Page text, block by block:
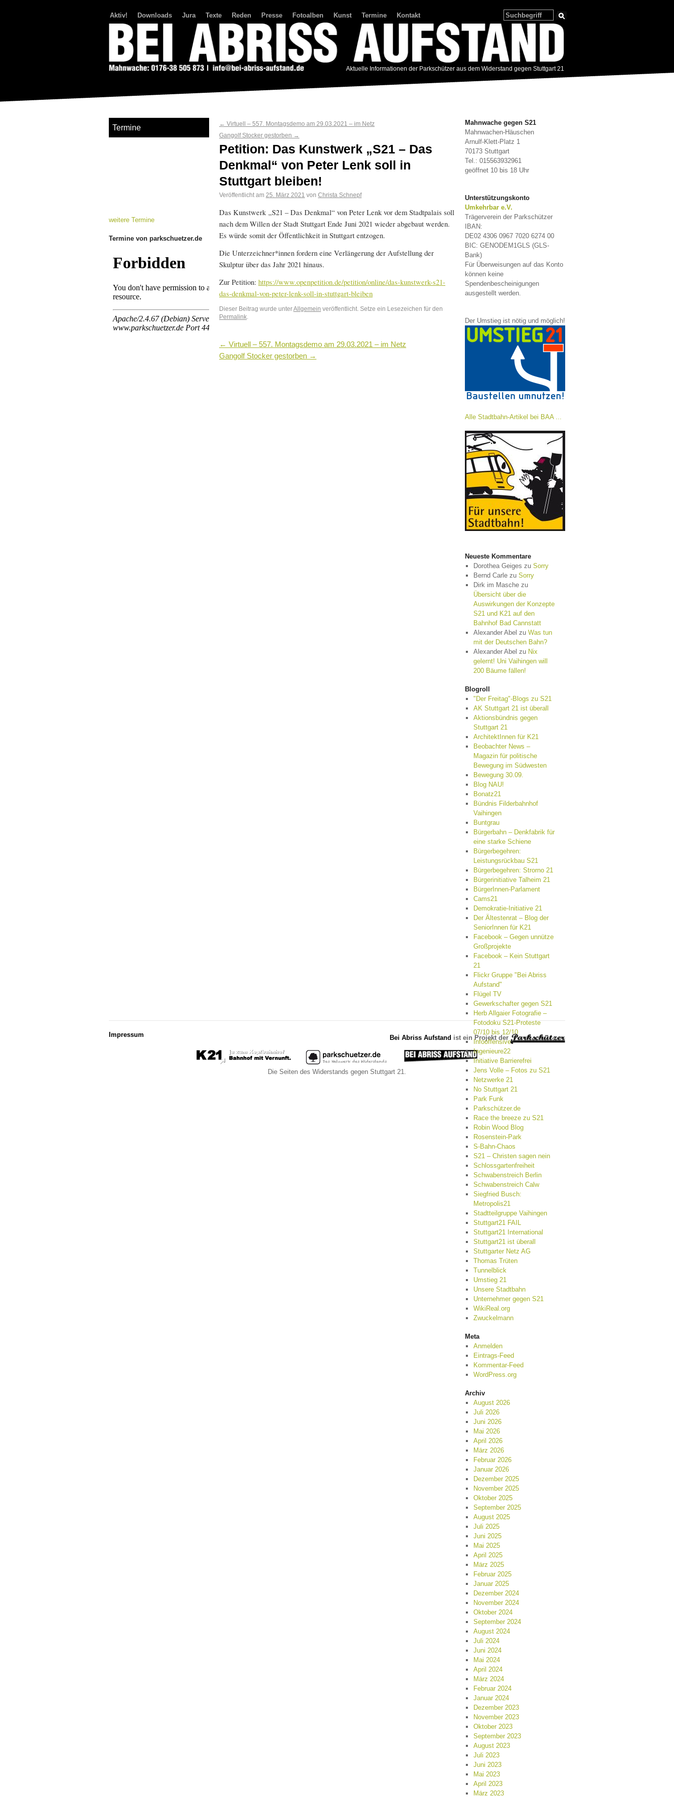
Aktiv! Downloads Jura Texte Reden Presse Fotoalben Kunst Termine Kontakt
Aktuelle Informationen der Parkschützer aus dem Widerstand gegen Stuttgart 21
← Virtuell – 557. Montagsdemo am 29.03.2021 – im Netz
Gangolf Stocker gestorben →
Petition: Das Kunstwerk „S21 – Das
Denkmal“ von Peter Lenk soll in
Stuttgart bleiben!
Veröffentlicht am 25. März 2021 von Christa Schnepf
Das Kunstwerk „S21 – Das Denkmal“ von Peter Lenk vor dem Stadtpalais soll
nach dem Willen der Stadt Stuttgart Ende Juni 2021 wieder abgebaut werden.
Es würde somit der Öffentlichkeit in Stuttgart entzogen.
Die Unterzeichner*innen fordern eine Verlängerung der Aufstellung der
Skulptur über das Jahr 2021 hinaus.
Zur Petition: https://www.openpetition.de/petition/online/das-kunstwerk-s21-
das-denkmal-von-peter-lenk-soll-in-stuttgart-bleiben
Dieser Beitrag wurde unterAllgemein veröffentlicht. Setze ein Lesezeichen für den
Permalink
← Virtuell – 557. Montagsdemo am 29.03.2021 – im Netz
Gangolf Stocker gestorben →
Termine
weitere Termine
Termine von parkschuetzer.de
Mahnwache gegen S21
Mahnwachen-Häuschen
Arnulf-Klett-Platz 1
70173 Stuttgart
Tel.: 015563932961
geöffnet 10 bis 18 Uhr
Unterstützungskonto
Umkehrbar e.V.
Trägerverein der Parkschützer
IBAN:
DE02 4306 0967 7020 6274 00
BIC: GENODEM1GLS (GLS-
Bank)
Für Überweisungen auf das Konto
können keine
Spendenbescheinigungen
ausgestellt werden.
Der Umstieg ist nötig und möglich!
Alle Stadtbahn-Artikel bei BAA ...
Neueste Kommentare
Dorothea Geiges zu Sorry
Bernd Carlezu Sorry
Dirk im Maschezu
Übersicht über die
Auswirkungen der Konzepte
S21 und K21 auf den
Bahnhof Bad Cannstatt
Alexander Abel zu Was tun
mit der Deutschen Bahn?
Alexander Abel zu Nix
gelernt! Uni Vaihingen will
200 Bäume fällen!
Blogroll
"Der Freitag"-Blogs zu S21
AK Stuttgart 21 ist überall
Aktionsbündnis gegen
Stuttgart 21
ArchitektInnen für K21
Beobachter News –
Magazin für politische
Bewegung im Südwesten
Bewegung 30.09.
Blog NAU!
Bonatz21
Bündnis Filderbahnhof
Vaihingen
Buntgrau
Bürgerbahn – Denkfabrik für
eine starke Schiene
Bürgerbegehren:
Leistungsrückbau S21
Bürgerbegehren: Strorno 21
Bürgerinitiative Talheim 21
BürgerInnen-Parlament
Cams21
Demokratie-Initiative 21
Der Ältestenrat – Blog der
SeniorInnen für K21
Facebook – Gegen unnütze
Großprojekte
Facebook – Kein Stuttgart
21
Flickr Gruppe "Bei Abriss
Aufstand"
Flügel TV
Gewerkschafter gegen S21
Herb Allgaier Fotografie –
Fotodoku S21-Proteste
07/10 bis 12/10
Infooffensive
Ingenieure22
Initiative Barrierefrei
Jens Volle – Fotos zu S21
Netzwerke 21
No Stuttgart 21
Park Funk
Parkschützer.de
Race the breeze zu S21
Robin Wood Blog
Rosenstein-Park
S-Bahn-Chaos
S21 – Christen sagen nein
Schlossgartenfreiheit
Schwabenstreich Berlin
Schwabenstreich Calw
Siegfried Busch:
Metropolis21
Stadtteilgruppe Vaihingen
Stuttgart21 FAIL
Stuttgart21 International
Stuttgart21 ist überall
Stuttgarter Netz AG
Thomas Trüten
Tunnelblick
Umstieg 21
Unsere Stadtbahn
Unternehmer gegen S21
WikiReal.org
Zwuckelmann
Meta
Anmelden
Eintrags-Feed
Kommentar-Feed
WordPress.org
Archiv
August 2026
Juli 2026
Juni 2026
Mai 2026
April 2026
März 2026
Februar 2026
Januar 2026
Dezember 2025
November 2025
Oktober 2025
September 2025
August 2025
Juli 2025
Juni 2025
Mai 2025
April 2025
März 2025
Februar 2025
Januar 2025
Dezember 2024
November 2024
Oktober 2024
September 2024
August 2024
Juli 2024
Juni 2024
Mai 2024
April 2024
März 2024
Februar 2024
Januar 2024
Dezember 2023
November 2023
Oktober 2023
September 2023
August 2023
Juli 2023
Juni 2023
Mai 2023
April 2023
März 2023
Bei Abriss Aufstand ist ein Projekt der
Impressum
Die Seiten des Widerstands gegen Stuttgart 21.